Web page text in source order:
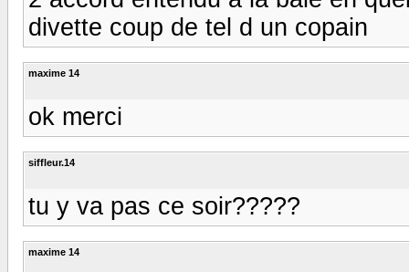
divette coup de tel d un copain
maxime 14
ok merci
siffleur.14
tu y va pas ce soir?????
maxime 14